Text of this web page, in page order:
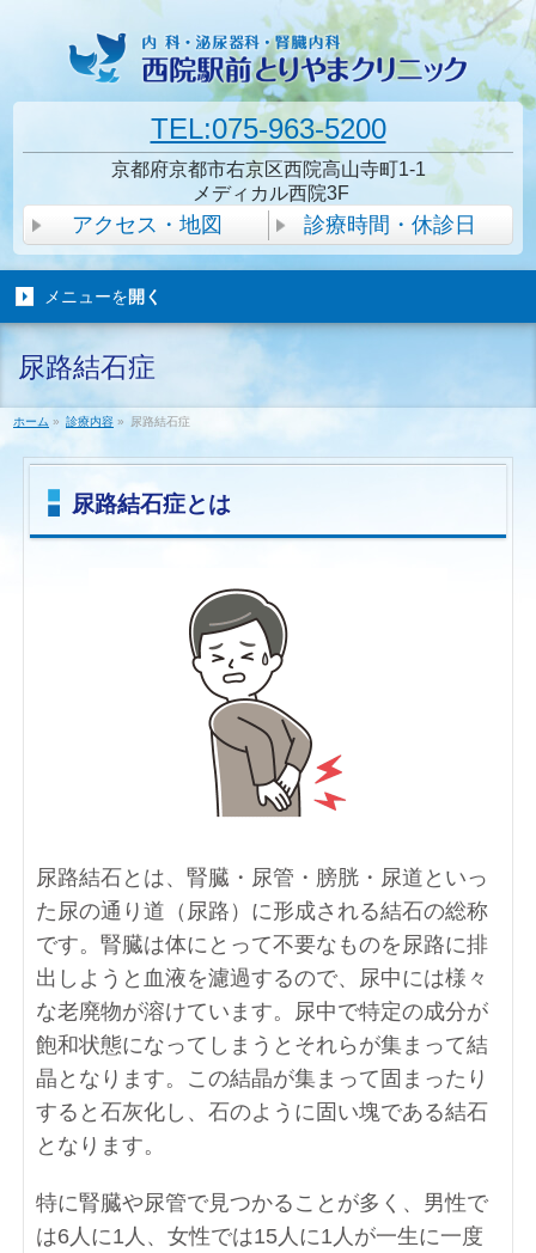
TEL:075-963-5200
京都府京都市右京区西院高山寺町1-1
メディカル西院3F
アクセス・地図 診療時間・休診日
メニューを 開く
尿路結石症
ホーム » 診療内容 » 尿路結石症
尿路結石症とは
尿路結石とは、腎臓・尿管・膀胱・尿道といっ
た尿の通り道（尿路）に形成される結石の総称
です。腎臓は体にとって不要なものを尿路に排
出しようと血液を濾過するので、尿中には様々
な老廃物が溶けています。尿中で特定の成分が
飽和状態になってしまうとそれらが集まって結
晶となります。この結晶が集まって固まったり
すると石灰化し、石のように固い塊である結石
となります。
特に腎臓や尿管で見つかることが多く、男性で
は6人に1人、女性では15人に1人が一生に一度